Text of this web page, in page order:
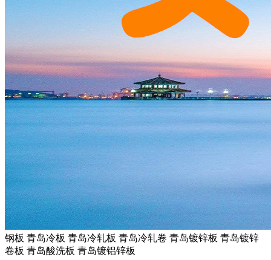
钢板 青岛冷板 青岛冷轧板 青岛冷轧卷 青岛镀锌板 青岛镀锌
卷板 青岛酸洗板 青岛镀铝锌板